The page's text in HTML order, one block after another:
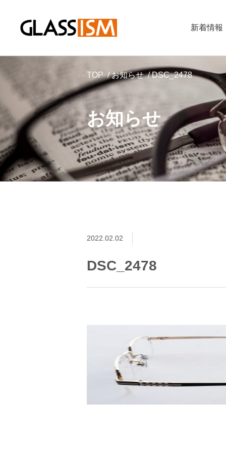
新着情報
お知らせ
TOP お知らせ DSC_2478
2022.02.02
DSC_2478